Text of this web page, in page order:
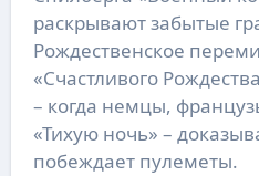
раскрывают забытые
Рождественское
«Счастливого
– когда немцы,
«Тихую ночь» –
побеждает пулеметы.